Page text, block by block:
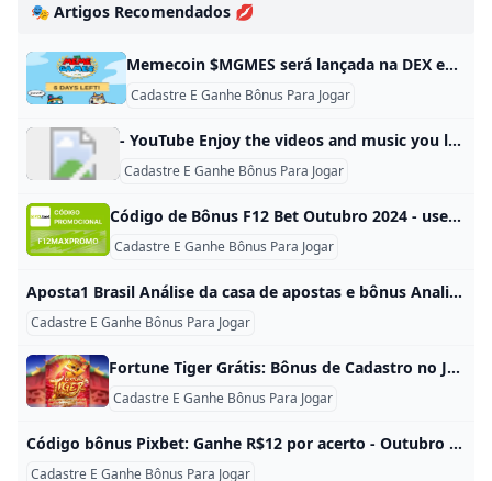
🎭 Artigos Recomendados 💋
Memecoin $MGMES será lançada na DEX em 10 de setembro Compre tokens $MGMES e ganhe um bônus de 25% para competir nas corridas estilo olímpico com as principais memecoins. Devido à implantação da tecnologia blockchain, cada corrida é comprovadamente justa. Além disso, cada personagem tem uma chance igual de garantir a vitória, ou seja, de 20%. Até agora, 200 compradores ganharam o bônus de token de 25%. Publicidade Os participantes da pré-venda também estão sendo atraídos para o The Meme Games por suas generosas recompensas de staking, atualmente em 472% ao ano.
Cadastre E Ganhe Bônus Para Jogar
- YouTube Enjoy the videos and music you love, upload original content, and share it all with friends, family, and the world on YouTube.
Cadastre E Ganhe Bônus Para Jogar
Código de Bônus F12 Bet Outubro 2024 - use F12MAXPROMO Use o código bônus F12 Bet, F12MAXPROMO, e faça seu cadastro para liberar ofertas diferenciadas. Confira a análise exclusiva Netflu! O código bônus F12.bet 2024 é F12MAXPROMO. Veja como usá-lo para receber a oferta de boas-vindas. Muito procurado pelos apostadores e jogadores do cassino, esse cupom promocional na realidade deve ser inserido no seu cadastro, na área que está escrito a opção “Código De Bônus”. Com ele, você terá acesso a benefícios exclusivos, nesta que é uma das casas de apostas que mais crescem na atualidade.
Cadastre E Ganhe Bônus Para Jogar
Aposta1 Brasil Análise da casa de apostas e bônus Analisamos a Aposta1 Brasil e mostramos as vantagens, desvantagens e se vale a pena se cadastrar nesta casa de apostas Analisamos a Aposta1 Brasil e mostramos as vantagens, desvantagens e se vale a pena se cadastrar nesta casa de apostas Por Fabio Storino Atualizada em 03/09/2024 - 12:34hs BRT Atualizada em 03/09/2024 - 12:34hs BRT O bônus da Aposta1 para novos apostadores é de até R$1.000 e é válido para apostas esportivas e jogos de cassino.
Cadastre E Ganhe Bônus Para Jogar
Fortune Tiger Grátis: Bônus de Cadastro no Jogo do Tigrinho Fortune Tiger Guia de Bônus | Desvende Segredos para Impulsionar Apostas em 2024 | Garanta Seus Bônus Hoje e Jogue com Inteligência 🐅🎰🍀 Pedro FoureauxLinkedInEspecialista em análisesLoading …Data de Publicação: 29/01/2024Verificado por:Douglas UggioniShare via WhatsappShare via FacebookShare via Twitter Os cassinos com bônus do Fortune Tiger vem atraindo mais do que nunca a atenção dos jogadores brasileiros. Desde o seu lançamento, o Jogo do Tigre se tornou um fenômeno global. Com a oferta certa, jogar com o tigrinho é mais divertido!
Cadastre E Ganhe Bônus Para Jogar
Código bônus Pixbet: Ganhe R$12 por acerto - Outubro 2024 ative hoje! Use o código promocional Pixbet para aproveitar os bônus especiais para apostas esportivas e de cassino. Ative e comece a apostar hoje! lakersbrasil 19 de junho de 2024 Antes de mais nada, usar o código bônus da Pixbet pode ser uma excelente maneira de aumentar sua banca e suas chances de ganhar nas apostas esportivas. Nesse sentido, você terá acesso a um bônus exclusivo da casa de apostas ao utilizar o código promocional da Pixbet, que pode ser usado para apostar em diversos esportes e eventos.
Cadastre E Ganhe Bônus Para Jogar